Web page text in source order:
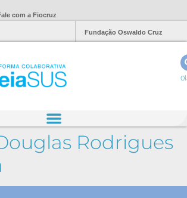
com a Fiocruz
Fundação Oswaldo Cruz
Rodrigues